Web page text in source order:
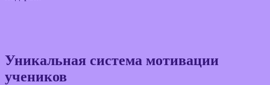
Уникальная система мотивации
учеников